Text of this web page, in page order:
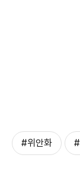
#위안화